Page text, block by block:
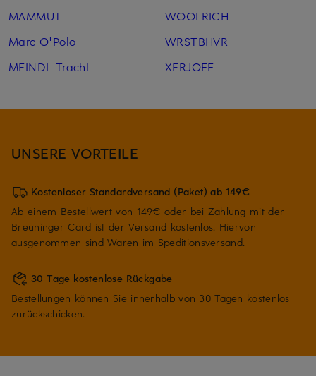
MAMMUT
Marc O'Polo
MEINDL Tracht
WOOLRICH
WRSTBHVR
XERJOFF
UNSERE VORTEILE
Kostenloser Standardversand (Paket) ab 149€
Ab einem Bestellwert von 149€ oder bei Zahlung mit der
Breuninger Card ist der Versand kostenlos. Hiervon
ausgenommen sind Waren im Speditionsversand.
30 Tage kostenlose Rückgabe
Bestellungen können Sie innerhalb von 30 Tagen kostenlos
zurückschicken.